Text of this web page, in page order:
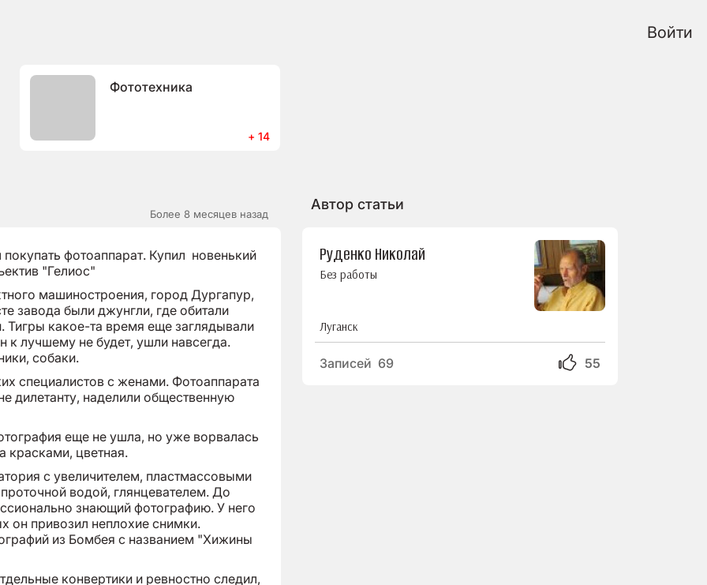
Войти
Фототехника
+ 14
Более 8 месяцев назад
фотоаппарат. Купил новенький
"Гелиос"
машиностроения, город Дургапур,
завода были джунгли, где обитали
Тигры какое-та время еще заглядывали
к лучшему не будет, ушли навсегда.
собаки.
специалистов с женами. Фотоаппарата
дилетанту, наделили общественную
еще не ушла, но уже ворвалась
цветная.
с увеличителем, пластмассовыми
водой, глянцевателем. До
знающий фотографию. У него
он привозил неплохие снимки.
из Бомбея с названием "Хижины
конвертики и ревностно следил,
Автор статьи
Руденко Николай
Без работы
Луганск
55
Записей 69